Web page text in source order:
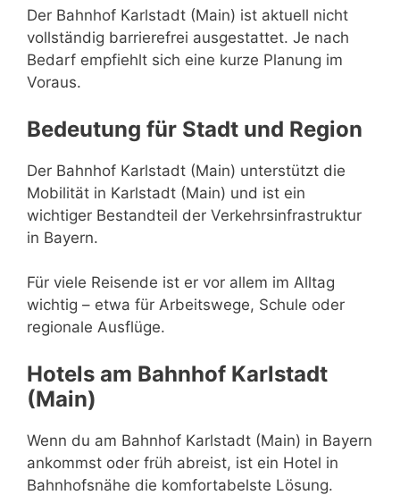
Der Bahnhof Karlstadt (Main) ist aktuell nicht
vollständig barrierefrei ausgestattet. Je nach
Bedarf empfiehlt sich eine kurze Planung im
Voraus.
Bedeutung für Stadt und Region
Der Bahnhof Karlstadt (Main) unterstützt die
Mobilität in Karlstadt (Main) und ist ein
wichtiger Bestandteil der Verkehrsinfrastruktur
in Bayern.
Für viele Reisende ist er vor allem im Alltag
wichtig – etwa für Arbeitswege, Schule oder
regionale Ausflüge.
Hotels am Bahnhof Karlstadt
(Main)
Wenn du am Bahnhof Karlstadt (Main) in Bayern
ankommst oder früh abreist, ist ein Hotel in
Bahnhofsnähe die komfortabelste Lösung.